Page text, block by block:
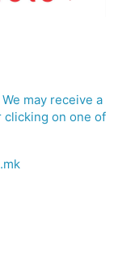
may receive a
clicking on one of